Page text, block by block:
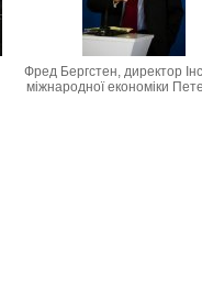
Фред Бергстен, директор
міжнародної економіки